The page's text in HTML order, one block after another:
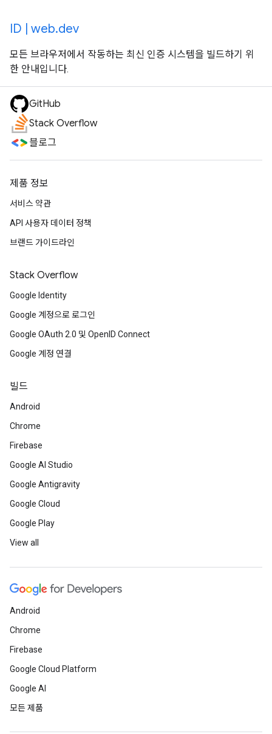
ID | web.dev
모든 브라우저에서 작동하는 최신 인증 시스템을 빌드하기 위
한 안내입니다.
GitHub
Stack Overflow
블로그
제품 정보
서비스 약관
API 사용자 데이터 정책
브랜드 가이드라인
Stack Overflow
Google Identity
Google 계정으로 로그인
Google OAuth 2.0 및 OpenID Connect
Google 계정 연결
빌드
Android
Chrome
Firebase
Google AI Studio
Google Antigravity
Google Cloud
Google Play
View all
Android
Chrome
Firebase
Google Cloud Platform
Google AI
모든 제품